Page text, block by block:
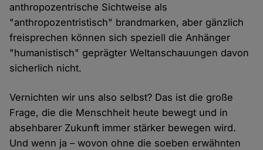
anthropozentrische Sichtweise als
"anthropozentristisch" brandmarken, aber gänzlich
freisprechen können sich speziell die Anhänger
"humanistisch" geprägter Weltanschauungen davon
sicherlich nicht.
Vernichten wir uns also selbst? Das ist die große
Frage, die die Menschheit heute bewegt und in
absehbarer Zukunft immer stärker bewegen wird.
Und wenn ja – wovon ohne die soeben erwähnten